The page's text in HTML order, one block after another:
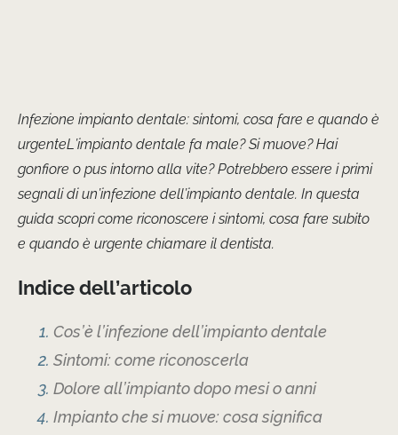
Infezione impianto dentale: sintomi, cosa fare e quando è
urgenteL’impianto dentale fa male? Si muove? Hai
gonfiore o pus intorno alla vite? Potrebbero essere i primi
segnali di un’infezione dell’impianto dentale. In questa
guida scopri come riconoscere i sintomi, cosa fare subito
e quando è urgente chiamare il dentista.
Indice dell’articolo
Cos’è l’infezione dell’impianto dentale
Sintomi: come riconoscerla
Dolore all’impianto dopo mesi o anni
Impianto che si muove: cosa significa